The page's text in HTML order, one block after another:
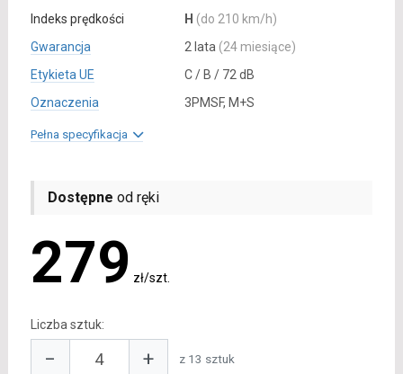
Indeks prędkości
H (do 210 km/h)
Gwarancja
2 lata (24 miesiące)
Etykieta UE
C / B / 72 dB
Oznaczenia
3PMSF, M+S
Pełna specyfikacja
Dostępne od ręki
279 zł/szt.
Liczba sztuk:
− + z 13 sztuk